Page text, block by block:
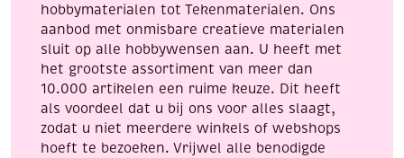
hobbymaterialen tot Tekenmaterialen. Ons
aanbod met onmisbare creatieve materialen
sluit op alle hobbywensen aan. U heeft met
het grootste assortiment van meer dan
10.000 artikelen een ruime keuze. Dit heeft
als voordeel dat u bij ons voor alles slaagt,
zodat u niet meerdere winkels of webshops
hoeft te bezoeken. Vrijwel alle benodigde